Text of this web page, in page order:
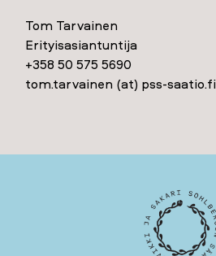
Tom Tarvainen
Erityisasiantuntija
+358 50 575 5690
tom.tarvainen (at) pss-saatio.fi